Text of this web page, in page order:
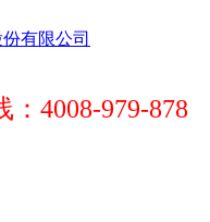
4008-979-878